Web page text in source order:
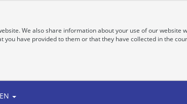
We also share information about your use of our website
have provided to them or that they have collected in the